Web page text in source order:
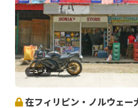
ニュース
在フィリピン・ノルウェー